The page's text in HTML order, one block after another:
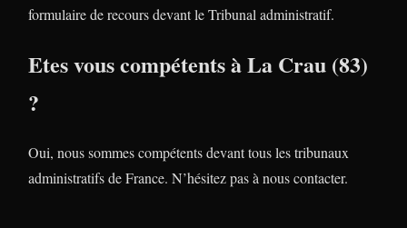
formulaire de recours devant le Tribunal administratif.
Etes vous compétents à La Crau (83)
?
Oui, nous sommes compétents devant tous les tribunaux
administratifs de France. N’hésitez pas à nous contacter.